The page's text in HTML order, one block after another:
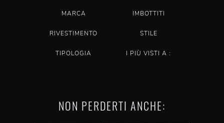
MARCA IMBOTTITI
RIVESTIMENTO STILE
TIPOLOGIA I PIÙ VISTI A :
NON PERDERTI ANCHE: